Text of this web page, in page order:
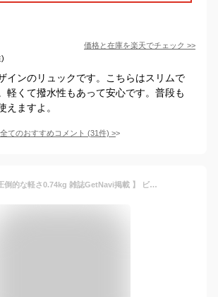
価格と在庫を楽天でチェック >>
インのリュックです。こちらはスリムで
軽くて撥水性もあって安心です。普段も
えますよ。
全てのおすすめコメント (31件) >
【 楽天1位 圧倒的な軽さ0.74kg 雑誌GetNavi掲載 】 ビジネスリュック メンズ 薄型 軽量 防水 3WAY 通勤 スーツ リュックサック バックパック ビジネス リュック カバン PC パソコン ビジネスバッグ 15.6インチ ブラック 黒 父の日 A4 20L crbelte ラッピング無料